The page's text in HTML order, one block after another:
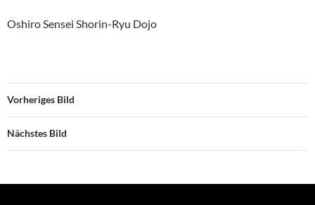
Oshiro Sensei Shorin-Ryu Dojo
Vorheriges Bild
Nächstes Bild